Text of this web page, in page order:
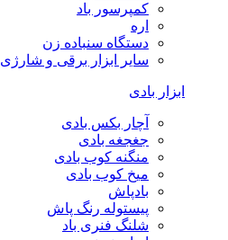
کمپرسور باد
اره
دستگاه سنباده زن
سایر ابزار برقی و شارژی
ابزار بادی
آچار بکس بادی
جغجغه بادی
منگنه کوب بادی
میخ کوب بادی
بادپاش
پیستوله رنگ پاش
شلنگ فنری باد